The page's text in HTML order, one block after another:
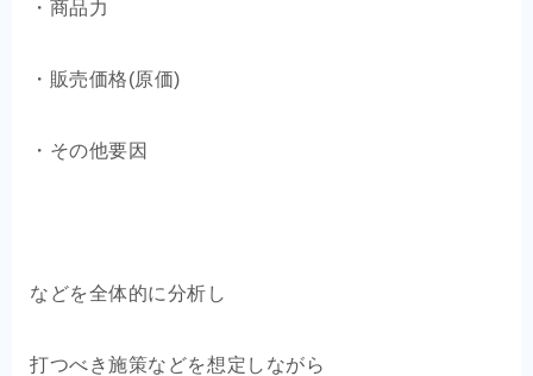
・商品力
・販売価格(原価)
・その他要因
などを全体的に分析し
打つべき施策などを想定しながら